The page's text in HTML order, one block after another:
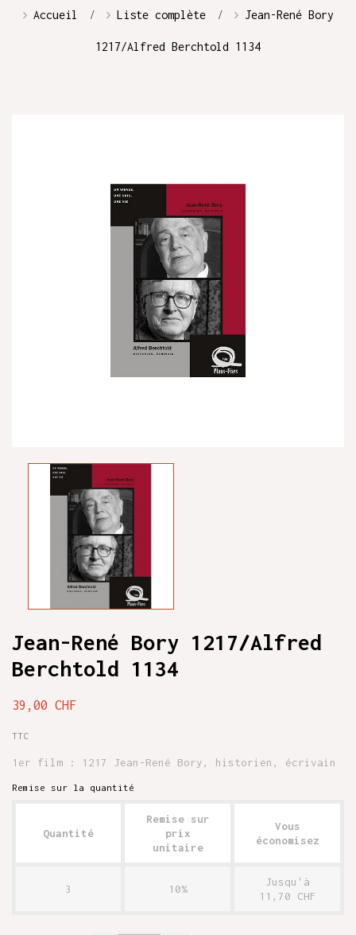
Accueil Liste complète Jean-René Bory
1217/Alfred Berchtold 1134
Jean-René Bory 1217/Alfred
Berchtold 1134
39,00 CHF
TTC
1er film : 1217 Jean-René Bory, historien, écrivain
Remise sur la quantité
Quantité
Remise sur
prix
unitaire
Vous
économisez
3 10%
Jusqu'à
11,70 CHF